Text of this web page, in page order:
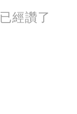
已經讚了